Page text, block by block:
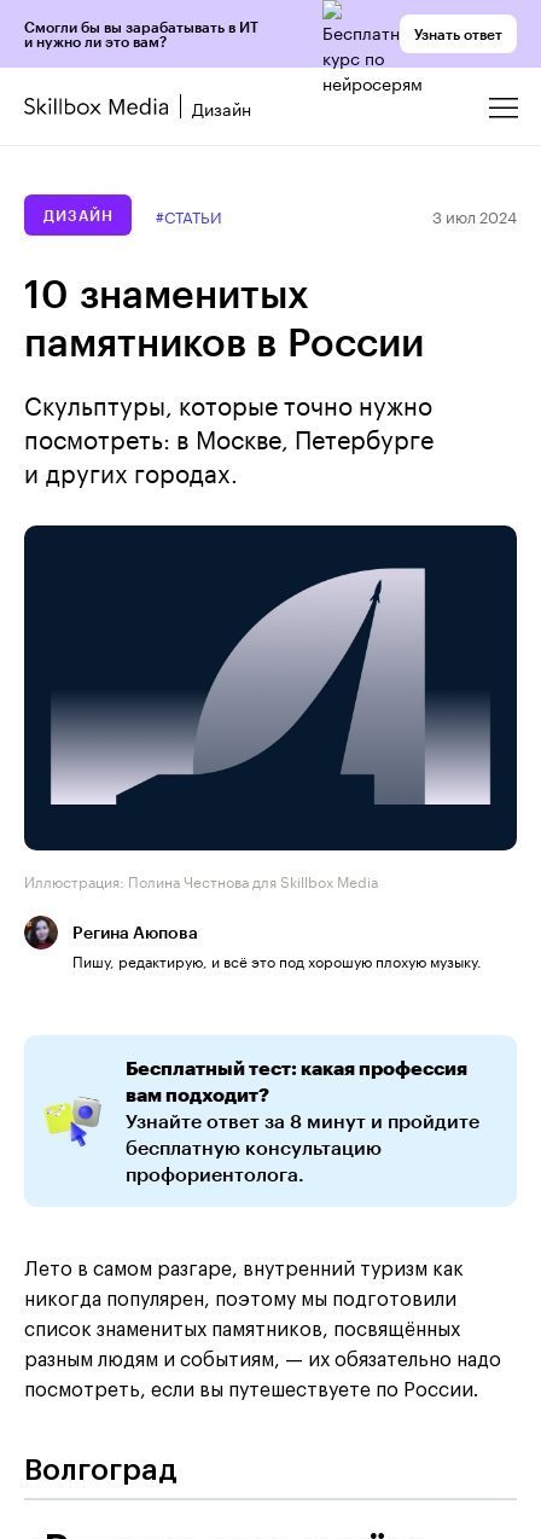
Смогли бы вы зарабатывать в ИТ
и нужно ли это вам?
Узнать ответ
Дизайн
ДИЗАЙН #СТАТЬИ 3 июл 2024
10 знаменитых
памятников в России
Скульптуры, которые точно нужно
посмотреть: в Москве, Петербурге
и других городах.
Иллюстрация: Полина Честнова для Skillbox Media
Регина Аюпова
Пишу, редактирую, и всё это под хорошую плохую музыку.
Бесплатный тест: какая профессия
вам подходит?
Узнайте ответ за 8 минут и пройдите
бесплатную консультацию
профориентолога.
Лето в самом разгаре, внутренний туризм как
никогда популярен, поэтому мы подготовили
список знаменитых памятников, посвящённых
разным людям и событиям, — их обязательно надо
посмотреть, если вы путешествуете по России.
Волгоград